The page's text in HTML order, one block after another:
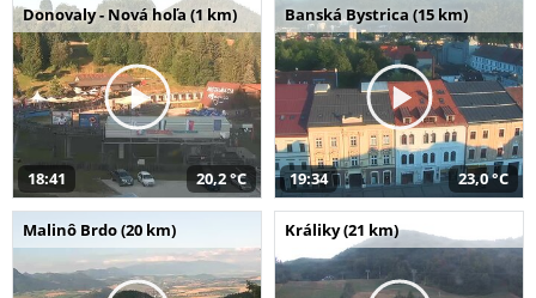
Donovaly - Nová hoľa (1 km)
18:41 20,2 °C
Banská Bystrica (15 km)
19:34 23,0 °C
Malinô Brdo (20 km) Králiky (21 km)